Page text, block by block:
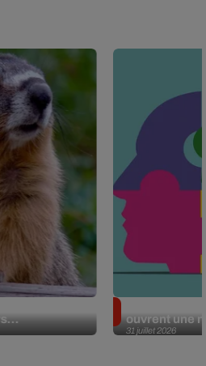
31 juillet 2026
ouvrent une